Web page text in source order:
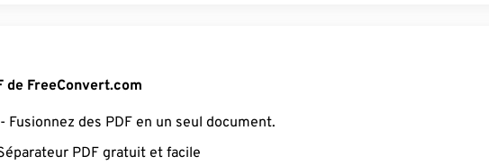
de FreeConvert.com
- Fusionnez des PDF en un seul document.
PDF gratuit et facile